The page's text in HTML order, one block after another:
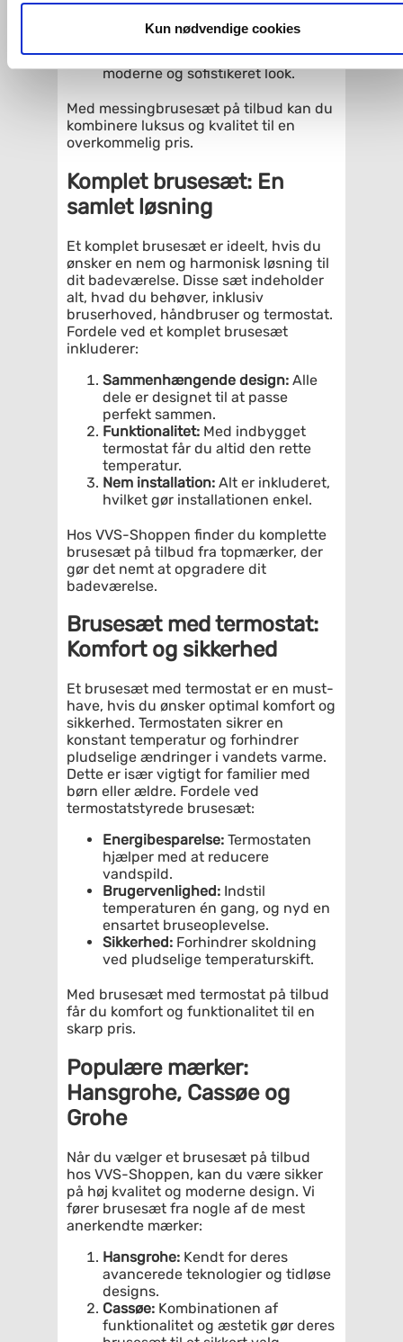
og fra nedenfor. Til enhver tid er det ligeledes muligt, at
dit samtykke, hvis du måtte ønske det.
Du kan se mere om, hvordan vi behandler dine
Kun nødvendige cookies
modstandsdygtigt over for
korrosion.
Børstet finish:Et børstet messing
brusesæt på tilbud giver et
moderne og sofistikeret look.
Med messingbrusesæt på tilbud kan du
kombinere luksus og kvalitet til en
overkommelig pris.
Komplet brusesæt: En
samlet løsning
Et komplet brusesæt er ideelt, hvis du
ønsker en nem og harmonisk løsning til
dit badeværelse. Disse sæt indeholder
alt, hvad du behøver, inklusiv
bruserhoved, håndbruser og termostat.
Fordele ved et komplet brusesæt
inkluderer:
Sammenhængende design: Alle
dele er designet til at passe
perfekt sammen.
Funktionalitet: Med indbygget
termostat får du altid den rette
temperatur.
Nem installation: Alt er inkluderet,
hvilket gør installationen enkel.
Hos VVS-Shoppen finder du komplette
brusesæt på tilbud fra topmærker, der
gør det nemt at opgradere dit
badeværelse.
Brusesæt med termostat:
Komfort og sikkerhed
Et brusesæt med termostat er en must-
have, hvis du ønsker optimal komfort og
sikkerhed. Termostaten sikrer en
konstant temperatur og forhindrer
pludselige ændringer i vandets varme.
Dette er især vigtigt for familier med
børn eller ældre. Fordele ved
termostatstyrede brusesæt:
Energibesparelse: Termostaten
hjælper med at reducere
vandspild.
Brugervenlighed: Indstil
temperaturen én gang, og nyd en
ensartet bruseoplevelse.
Sikkerhed: Forhindrer skoldning
ved pludselige temperaturskift.
Med brusesæt med termostat på tilbud
får du komfort og funktionalitet til en
skarp pris.
Populære mærker:
Hansgrohe, Cassøe og
Grohe
Når du vælger et brusesæt på tilbud
hos VVS-Shoppen, kan du være sikker
på høj kvalitet og moderne design. Vi
fører brusesæt fra nogle af de mest
anerkendte mærker:
Hansgrohe: Kendt for deres
avancerede teknologier og tidløse
designs.
Cassøe: Kombinationen af
funktionalitet og æstetik gør deres